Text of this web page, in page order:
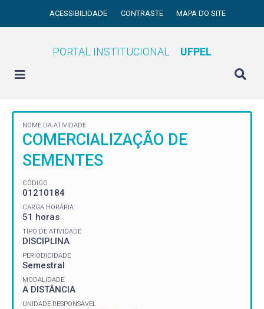
ACESSIBILIDADE CONTRASTE MAPA DO SITE
PORTAL INSTITUCIONAL UFPEL
NOME DA ATIVIDADE
COMERCIALIZAÇÃO DE
SEMENTES
CÓDIGO
01210184
CARGA HORÁRIA
51 horas
TIPO DE ATIVIDADE
DISCIPLINA
PERIODICIDADE
Semestral
MODALIDADE
A DISTÂNCIA
UNIDADE RESPONSÁVEL